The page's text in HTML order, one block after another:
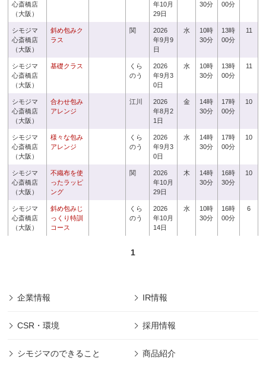
心斎橋店
（大阪）
年10月
29日
30分
00分
シモジマ
心斎橋店
（大阪）
斜め包みク
ラス
関
2026
年9月9
日
水
10時
30分
13時
00分
11
シモジマ
心斎橋店
（大阪）
基礎クラス
くら
のう
2026
年9月3
0日
水
10時
30分
13時
00分
11
シモジマ
心斎橋店
（大阪）
合わせ包み
アレンジ
江川
2026
年8月2
1日
金
14時
30分
17時
00分
10
シモジマ
心斎橋店
（大阪）
様々な包み
アレンジ
くら
のう
2026
年9月3
0日
水
14時
30分
17時
00分
10
シモジマ
心斎橋店
（大阪）
不織布を使
ったラッピ
ング
関
2026
年10月
29日
木
14時
30分
16時
30分
10
シモジマ
心斎橋店
（大阪）
斜め包みじ
っくり特訓
コース
くら
のう
2026
年10月
14日
水
10時
30分
16時
00分
6
1
企業情報 IR情報
CSR・環境 採用情報
シモジマのできること 商品紹介